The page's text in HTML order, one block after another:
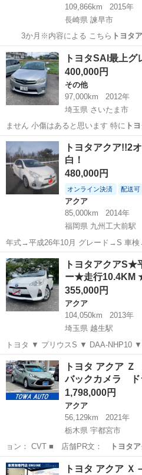
109,866km
2015年
長崎県 諫早市
3か月※内容による こちら トヨタ
き価格になり…
長崎 諫早市 アクア
トヨタSAI最上
400,000円
その他
97,000km
2012年
埼玉県 さいたま市
ません 小傷はあると思います 特に ト
歓迎 他の車種…
埼玉 さいたま市 その他
トヨタアクア!!2
白！
480,000円
オンライン決済 配送可
アクア
85,000km
2014年
福岡県 九州工大前駅
年式→平成26年10月 グレード→S 車検→令和8年10月29日 走行距離→
約85000km 装備＆仕様＆カスタム トヨタ純正SDナビ(NSZN-W64T、
AM、FM、CD、DVD、フルセグTV、
福岡 北九州市 九州工大前駅
トヨタアクアS★
ー★走行10.4KM
355,000円
アクア
104,050km
2013年
埼玉県 越生駅
トヨタ ▼ プリウスS ▼ DAA-NHP10 ▼ 平成 25/5年式 (2013/5) ▼ 排
気量 1500cc ▼ 走行距離 104050Km 《 装備 》 ▼純正SDナビ
▼TV(フルセグ) ▼AM/FM/Bl...
埼玉 入間郡 越生駅
トヨタ アクア
バックカメラ
1,798,000円
アクア
56,129km
2021年
栃木県 宇都宮市
ョン： CVT ■ 店舗PR文： トヨタ
非ご覧下さ…
栃木 宇都宮市 アクア
トヨタ アクア